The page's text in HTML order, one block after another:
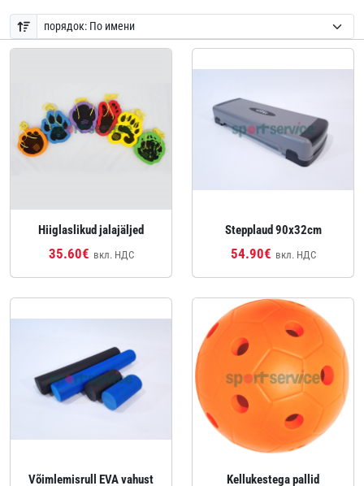
Hiiglaslikud jalajäljed
35.60€ вкл. НДС
Stepplaud 90x32cm
54.90€ вкл. НДС
Võimlemisrull EVA vahust Kellukestega pallid